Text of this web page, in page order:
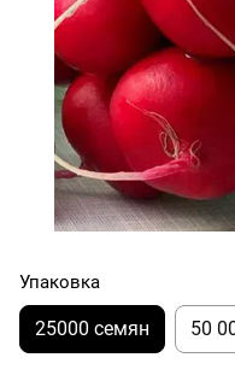
Упаковка
25000 cемян 50